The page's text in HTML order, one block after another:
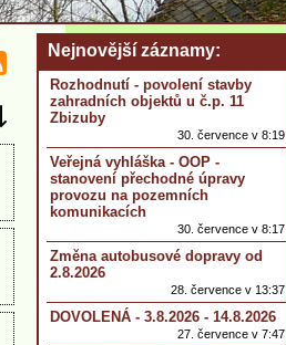
Nejnovější záznamy
Rozhodnutí - povolení stavby
zahradních objektů u č.p. 11
Zbizuby
30. července v 8:19
Veřejná vyhláška - OOP -
stanovení přechodné úpravy
provozu na pozemních
komunikacích
30. července v 8:17
Změna autobusové dopravy od
2.8.2026
28. července v 13:37
DOVOLENÁ - 3.8.2026 - 14.8.2026
27. července v 7:47